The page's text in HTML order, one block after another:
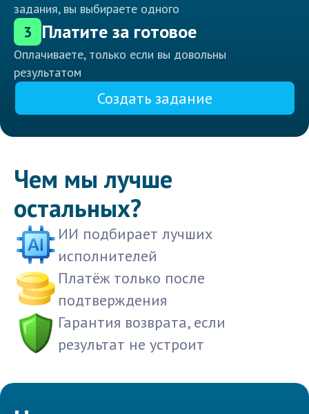
задания, вы выбираете одного
3 Платите за готовое
Оплачиваете, только если вы довольны
результатом
Создать задание
Чем мы лучше
остальных?
ИИ подбирает лучших
исполнителей
Платёж только после
подтверждения
Гарантия возврата, если
результат не устроит